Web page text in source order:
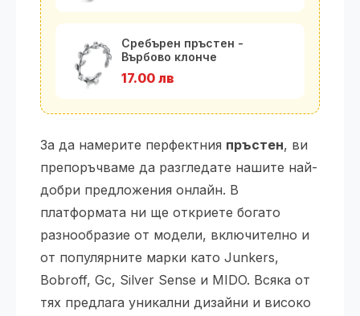
Сребърен пръстен -
Върбово клонче
17.00 лв
За да намерите перфектния пръстен, ви
препоръчваме да разгледате нашите най-
добри предложения онлайн. В
платформата ни ще откриете богато
разнообразие от модели, включително и
от популярните марки като Junkers,
Bobroff, Gc, Silver Sense и MIDO. Всяка от
тях предлага уникални дизайни и високо